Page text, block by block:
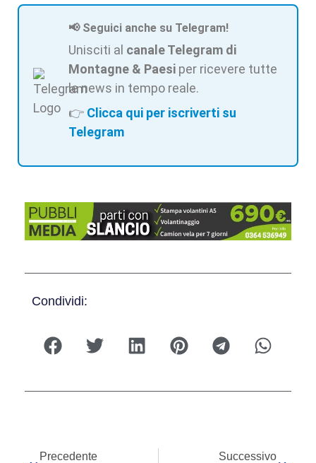
📢 Seguici anche su Telegram!
Unisciti al canale Telegram di
Montagne & Paesi per ricevere tutte
le news in tempo reale.
👉 Clicca qui per iscriverti su
Telegram
Condividi:
Precedente Successivo